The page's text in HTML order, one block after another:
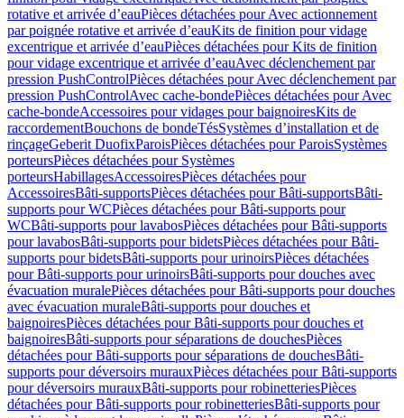
rotative et arrivée d’eauPièces détachées pour Avec actionnement
par poignée rotative et arrivée d’eauKits de finition pour vidage
excentrique et arrivée d’eauPièces détachées pour Kits de finition
pour vidage excentrique et arrivée d’eauAvec déclenchement par
pression PushControlPièces détachées pour Avec déclenchement par
pression PushControlAvec cache-bondePièces détachées pour Avec
cache-bondeAccessoires pour vidages pour baignoiresKits de
raccordementBouchons de bondeTésSystèmes d’installation et de
rinçageGeberit DuofixParoisPièces détachées pour ParoisSystèmes
porteursPièces détachées pour Systèmes
porteursHabillagesAccessoiresPièces détachées pour
AccessoiresBâti-supportsPièces détachées pour Bâti-supportsBâti-
supports pour WCPièces détachées pour Bâti-supports pour
WCBâti-supports pour lavabosPièces détachées pour Bâti-supports
pour lavabosBâti-supports pour bidetsPièces détachées pour Bâti-
supports pour bidetsBâti-supports pour urinoirsPièces détachées
pour Bâti-supports pour urinoirsBâti-supports pour douches avec
évacuation muralePièces détachées pour Bâti-supports pour douches
avec évacuation muraleBâti-supports pour douches et
baignoiresPièces détachées pour Bâti-supports pour douches et
baignoiresBâti-supports pour séparations de douchesPièces
détachées pour Bâti-supports pour séparations de douchesBâti-
supports pour déversoirs murauxPièces détachées pour Bâti-supports
pour déversoirs murauxBâti-supports pour robinetteriesPièces
détachées pour Bâti-supports pour robinetteriesBâti-supports pour